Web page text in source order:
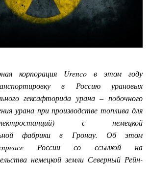
корпорация Urenco в этом году
в Россию урановых
гексафторида урана – побочного
урана при производстве топлива для
с немецкой
фабрики в Гронау. Об этом
России со ссылкой на
немецкой земли Северный Рейн-